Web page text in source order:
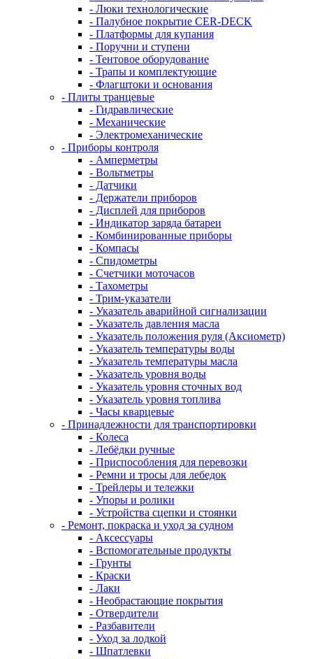
- Люки технологические
- Палубное покрытие CER-DECK
- Платформы для купания
- Поручни и ступени
- Тентовое оборудование
- Трапы и комплектующие
- Флагштоки и основания
- Плиты транцевые
- Гидравлические
- Механические
- Электромеханические
- Приборы контроля
- Амперметры
- Вольтметры
- Датчики
- Держатели приборов
- Дисплей для приборов
- Индикатор заряда батареи
- Комбинированные приборы
- Компасы
- Спидометры
- Счетчики моточасов
- Тахометры
- Трим-указатели
- Указатель аварийной сигнализации
- Указатель давления масла
- Указатель положения руля (Аксиометр)
- Указатель температуры воды
- Указатель температуры масла
- Указатель уровня воды
- Указатель уровня сточных вод
- Указатель уровня топлива
- Часы кварцевые
- Принадлежности для транспортировки
- Колеса
- Лебёдки ручные
- Приспособления для перевозки
- Ремни и тросы для лебедок
- Трейлеры и тележки
- Упоры и ролики
- Устройства сцепки и стоянки
- Ремонт, покраска и уход за судном
- Аксессуары
- Вспомогательные продукты
- Грунты
- Краски
- Лаки
- Необрастающие покрытия
- Отвердители
- Разбавители
- Уход за лодкой
- Шпатлевки